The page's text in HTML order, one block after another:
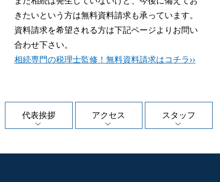
きたいという方は無料資料請求も承っています。
資料請求を希望される方は下記ページよりお問い
合わせ下さい。
相続専門の税理士監修！無料資料請求はコチラ››
代表挨拶 アクセス スタッフ